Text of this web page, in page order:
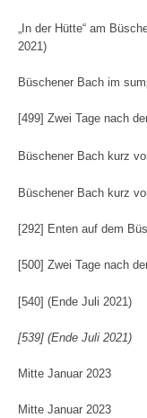
„In der Hütte“ am
2021)
Büschener Bach im
[499] Zwei Tage nach
Büschener Bach kurz
Büschener Bach kurz
[292] Enten auf dem
[500] Zwei Tage nach
[540] (Ende Juli 2021)
[539] (Ende Juli 2021)
Mitte Januar 2023
Mitte Januar 2023